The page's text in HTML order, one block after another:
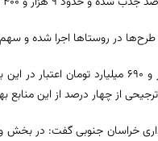
وی اظهار کرد: برای سال ۱۴۰۵ نیز هزار و
از چهار درصد از این منابع